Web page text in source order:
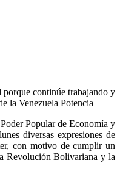
porque continúe trabajando y
la Venezuela Potencia
Popular de Economía y
diversas expresiones de
con motivo de cumplir un
Revolución Bolivariana y la